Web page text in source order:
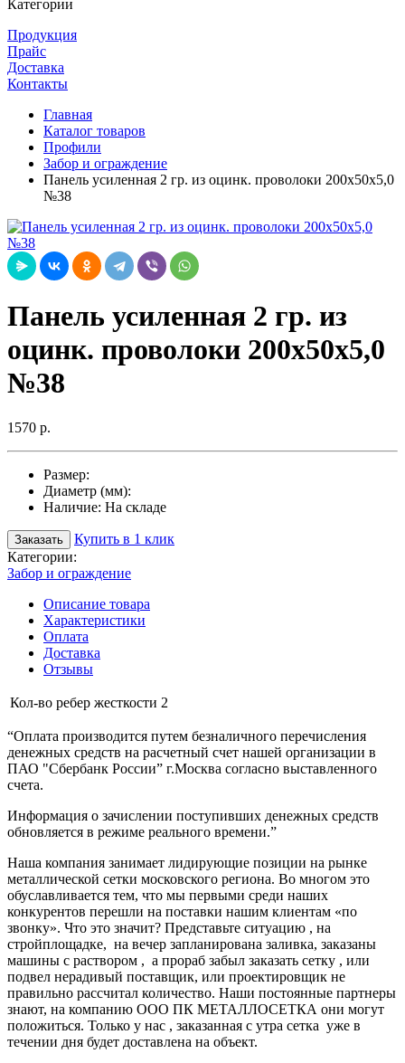
Категории
Продукция
Прайс
Доставка
Контакты
Главная
Каталог товаров
Профили
Забор и ограждение
Панель усиленная 2 гр. из оцинк. проволоки 200х50х5,0
№38
Панель усиленная 2 гр. из
оцинк. проволоки 200х50х5,0
№38
1570 р.
Размер:
Диаметр (мм):
Наличие: На складе
Заказать
Купить в 1 клик
Категории:
Забор и ограждение
Описание товара
Характеристики
Оплата
Доставка
Отзывы
Кол-во ребер жесткости 2
“Оплата производится путем безналичного перечисления
денежных средств на расчетный счет нашей организации в
ПАО "Сбербанк России” г.Москва согласно выставленного
счета.
Информация о зачислении поступивших денежных средств
обновляется в режиме реального времени.”
Наша компания занимает лидирующие позиции на рынке
металлической сетки московского региона. Во многом это
обуславливается тем, что мы первыми среди наших
конкурентов перешли на поставки нашим клиентам «по
звонку». Что это значит? Представьте ситуацию , на
стройплощадке, на вечер запланирована заливка, заказаны
машины с раствором , а прораб забыл заказать сетку , или
подвел нерадивый поставщик, или проектировщик не
правильно рассчитал количество. Наши постоянные партнеры
знают, на компанию ООО ПК МЕТАЛЛОСЕТКА они могут
положиться. Только у нас , заказанная с утра сетка уже в
течении дня будет доставлена на объект.